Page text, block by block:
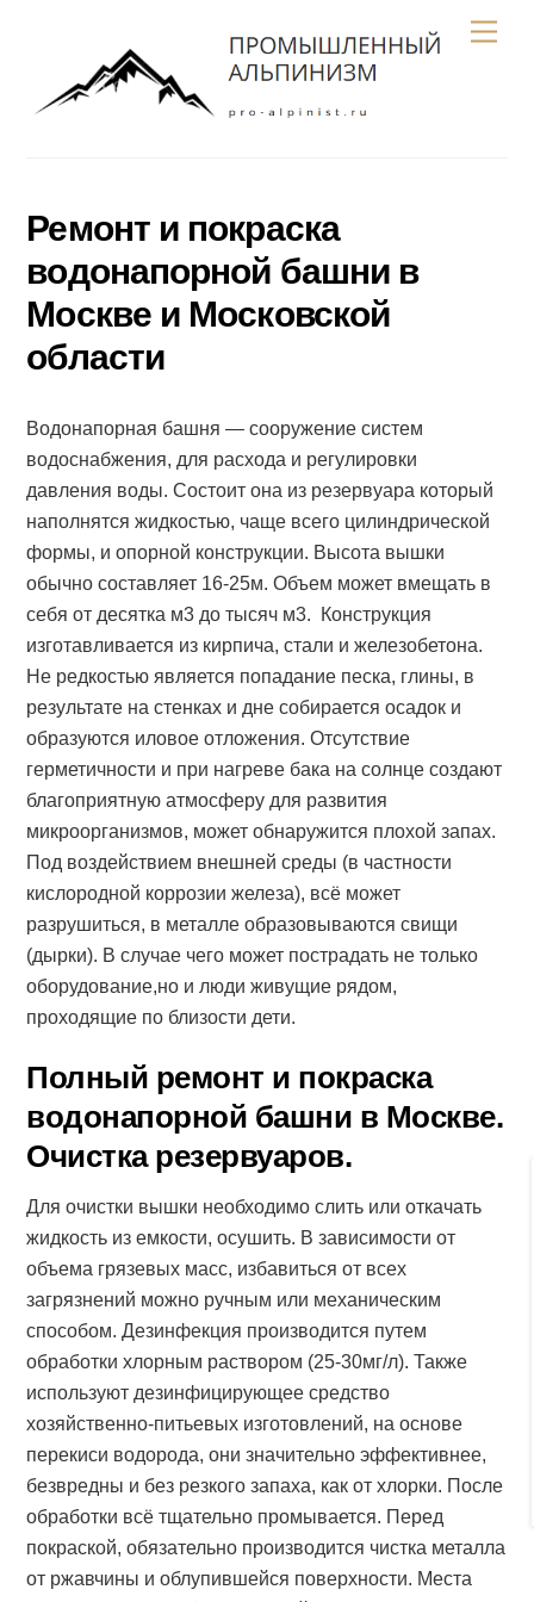
Ремонт и покраска
водонапорной башни в
Москве и Московской
области
Водонапорная башня — сооружение систем
водоснабжения, для расхода и регулировки
давления воды. Состоит она из резервуара который
наполнятся жидкостью, чаще всего цилиндрической
формы, и опорной конструкции. Высота вышки
обычно составляет 16-25м. Объем может вмещать в
себя от десятка м3 до тысяч м3. Конструкция
изготавливается из кирпича, стали и железобетона.
Не редкостью является попадание песка, глины, в
результате на стенках и дне собирается осадок и
образуются иловое отложения. Отсутствие
герметичности и при нагреве бака на солнце создают
благоприятную атмосферу для развития
микроорганизмов, может обнаружится плохой запах.
Под воздействием внешней среды (в частности
кислородной коррозии железа), всё может
разрушиться, в металле образовываются свищи
(дырки). В случае чего может пострадать не только
оборудование,но и люди живущие рядом,
проходящие по близости дети.
Полный ремонт и покраска
водонапорной башни в Москве.
Очистка резервуаров.
Для очистки вышки необходимо слить или откачать
жидкость из емкости, осушить. В зависимости от
объема грязевых масс, избавиться от всех
загрязнений можно ручным или механическим
способом. Дезинфекция производится путем
обработки хлорным раствором (25-30мг/л). Также
используют дезинфицирующее средство
хозяйственно-питьевых изготовлений, на основе
перекиси водорода, они значительно эффективнее,
безвредны и без резкого запаха, как от хлорки. После
обработки всё тщательно промывается. Перед
покраской, обязательно производится чистка металла
от ржавчины и облупившейся поверхности. Места